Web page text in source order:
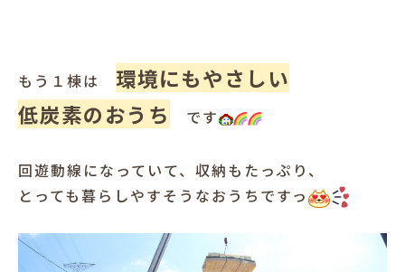
もう１棟は 環境にもやさしい
低炭素のおうち
です
回遊動線になっていて、収納もたっぷり、
とっても暮らしやすそうなおうちですっ